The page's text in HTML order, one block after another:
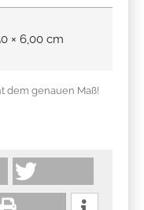
× 6,00 cm
dem genauen Maß!